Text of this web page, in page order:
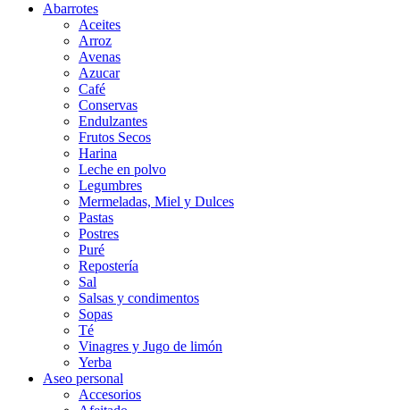
Abarrotes
Aceites
Arroz
Avenas
Azucar
Café
Conservas
Endulzantes
Frutos Secos
Harina
Leche en polvo
Legumbres
Mermeladas, Miel y Dulces
Pastas
Postres
Puré
Repostería
Sal
Salsas y condimentos
Sopas
Té
Vinagres y Jugo de limón
Yerba
Aseo personal
Accesorios